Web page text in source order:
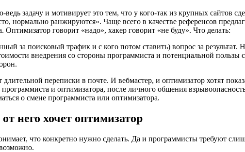
ведь задачу и мотивирует это тем, что у кого-так из крупных сайтов
нормально ранжируются». Чаще всего в качестве референсов
говорит «надо», хакер говорит «не буду». Что делать:
за поисковый трафик и с кого потом ставить) вопрос за результат.
внедрения со стороны программиста и потенциальной
переписки в почте. И вебмастер, и оптимизатор хотят
программиста и оптимизатора, после личного общения
о смене программиста или оптимизатора.
него хочет оптимизатор
что конкретно нужно сделать. Да и программисты требуют